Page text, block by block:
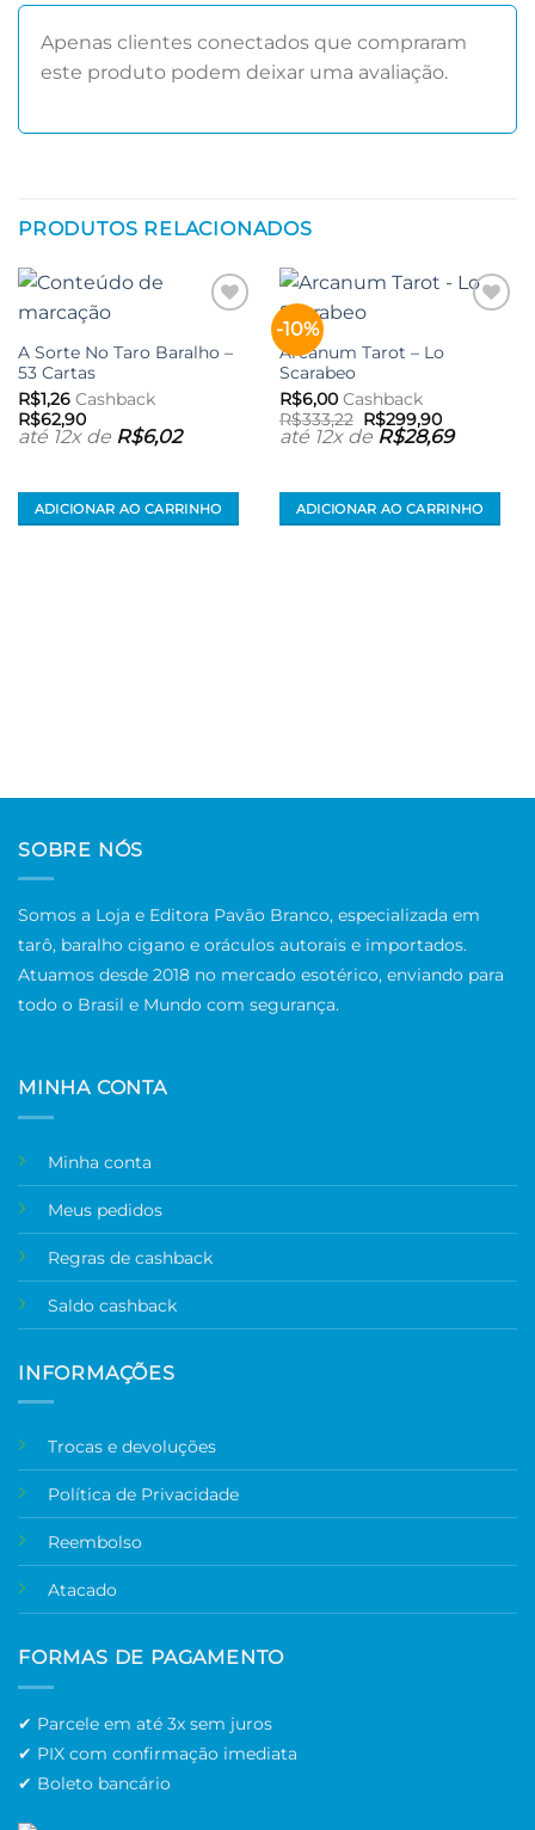
Apenas clientes conectados que compraram
este produto podem deixar uma avaliação.
PRODUTOS RELACIONADOS
aos meus
desejos
A Sorte No Taro Baralho –
53 Cartas
R$1,26Cashback
R$62,90
até 12x de R$6,02
ADICIONAR AO CARRINHO
-10%
aos meus
Arcanum Tarot – Lo
Scarabeo
R$6,00Cashback
R$333,22 O
preço
original
R$299,90O
preço
atual
até 12x de R$28,69
ADICIONAR AO CARRINHO
SOBRE NÓS
Somos a Loja e Editora Pavão Branco, especializada em
tarô, baralho cigano e oráculos autorais e importados.
Atuamos desde 2018 no mercado esotérico, enviando para
todo o Brasil e Mundo com segurança.
MINHA CONTA
Minha conta
Meus pedidos
Regras de cashback
Saldo cashback
INFORMAÇÕES
Trocas e devoluções
Política de Privacidade
Reembolso
Atacado
FORMAS DE PAGAMENTO
✔ Parcele em até 3x sem juros
✔ PIX com confirmação imediata
✔ Boleto bancário